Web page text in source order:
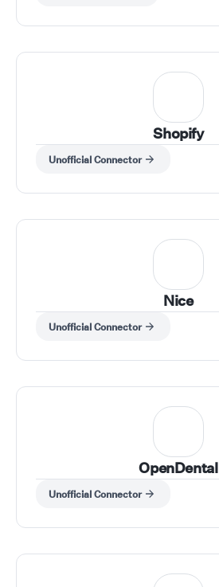
Shopify
Unofficial Connector
Nice
Unofficial Connector
OpenDental
Unofficial Connector